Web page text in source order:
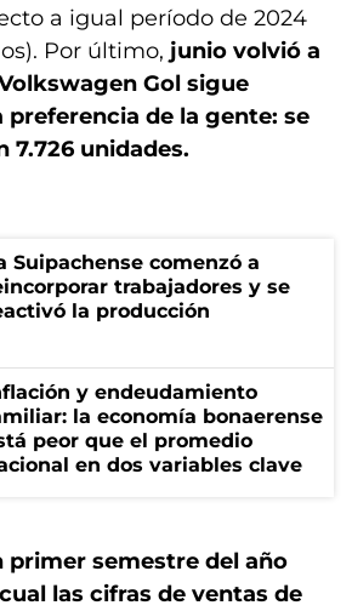
a igual período de 2024
Por último, junio volvió a
Gol sigue
preferencia de la gente: se
7.726 unidades.
Suipachense comenzó a
trabajadores y se
la producción
y endeudamiento
la economía bonaerense
peor que el promedio
en dos variables clave
primer semestre del año
las cifras de ventas de